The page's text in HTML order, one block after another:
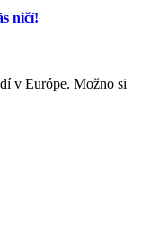
ničí!
v Európe. Možno si